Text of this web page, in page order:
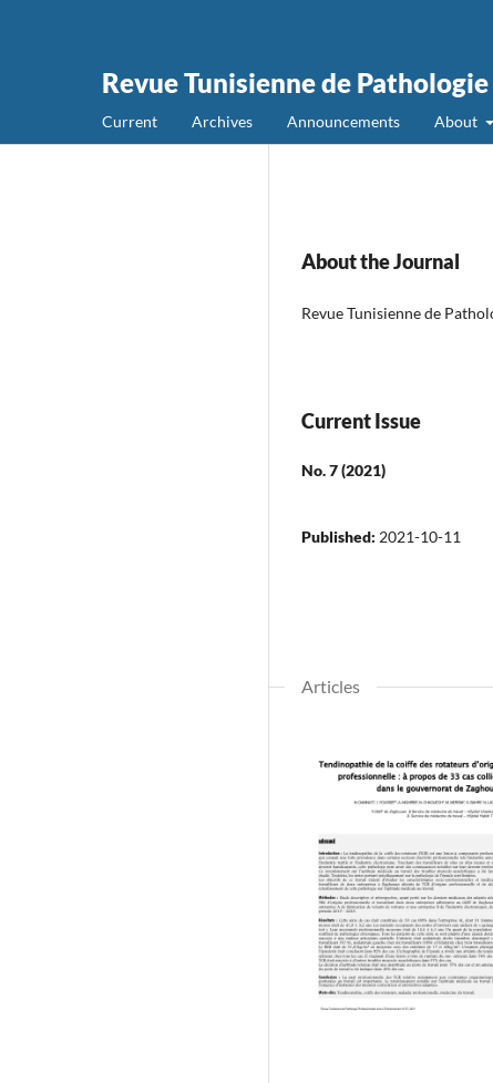
Revue Tunisienne de
Current Archives Announcements About
About the Journal
Revue Tunisienne de
Current Issue
No. 7 (2021)
Published: 2021-10-11
Articles